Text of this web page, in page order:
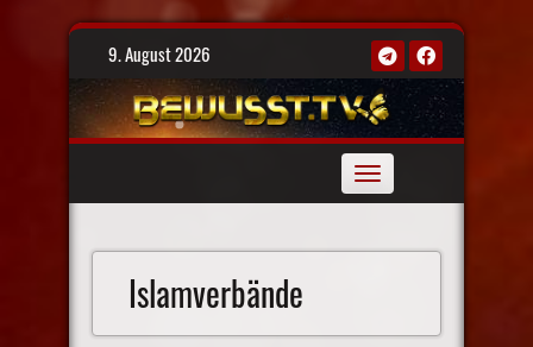
Skip
9. August 2026
Toggle
navigation
Islamverbände